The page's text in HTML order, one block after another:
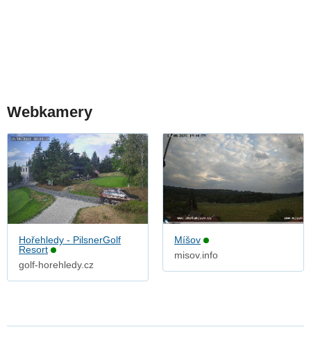
Webkamery
Hořehledy - PilsnerGolf
Resort
golf-horehledy.cz
Míšov
misov.info